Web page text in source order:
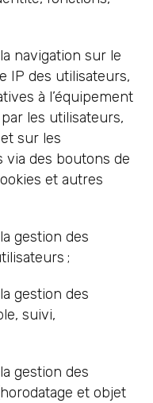
navigation sur le
IP des utilisateurs,
à l’équipement
les utilisateurs,
sur les
des boutons de
et autres
gestion des
;
gestion des
suivi,
gestion des
et objet